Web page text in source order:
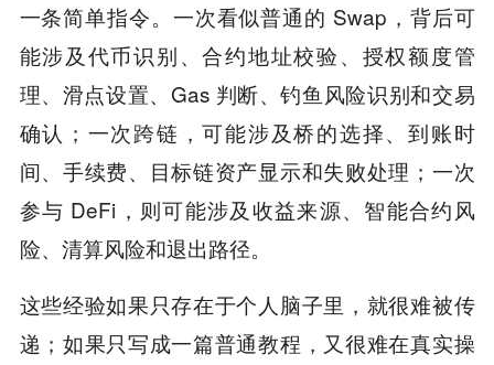
一条简单指令。一次看似普通的 Swap，背后可
能涉及代币识别、合约地址校验、授权额度管
理、滑点设置、Gas 判断、钓鱼风险识别和交易
确认；一次跨链，可能涉及桥的选择、到账时
间、手续费、目标链资产显示和失败处理；一次
参与 DeFi，则可能涉及收益来源、智能合约风
险、清算风险和退出路径。
这些经验如果只存在于个人脑子里，就很难被传
递；如果只写成一篇普通教程，又很难在真实操